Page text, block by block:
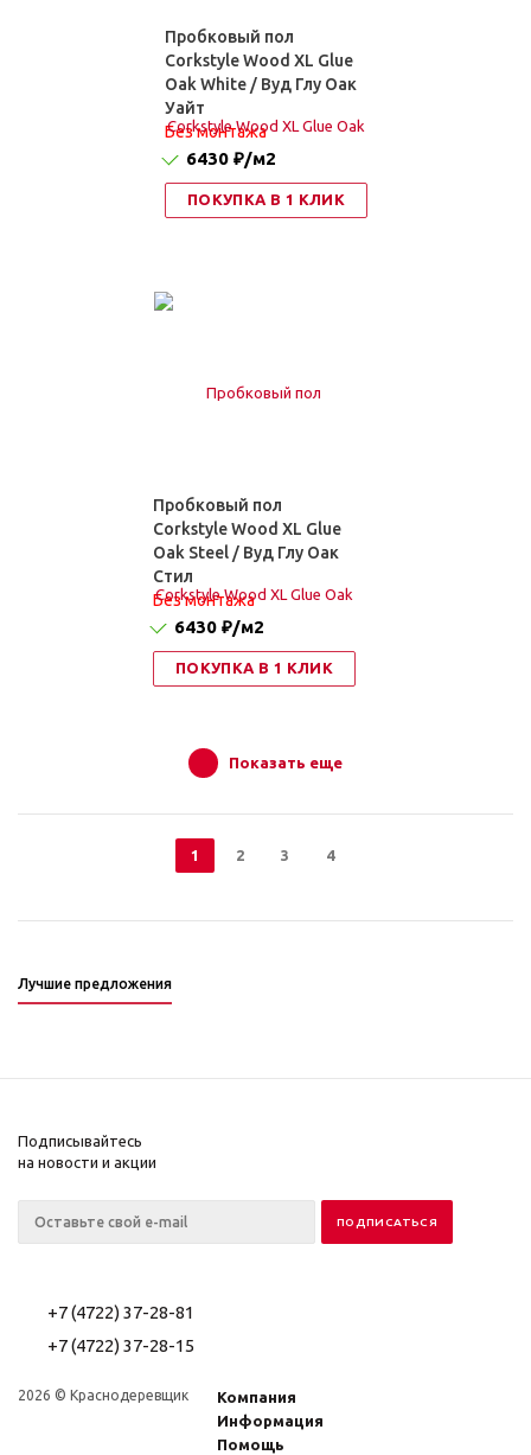
Пробковый пол
Corkstyle Wood XL Glue
Oak White / Вуд Глу Оак
Уайт
Без монтажа
6430 ₽/м2
ПОКУПКА В 1 КЛИК
Пробковый пол
Corkstyle Wood XL Glue
Oak Steel / Вуд Глу Оак
Стил
Без монтажа
6430 ₽/м2
ПОКУПКА В 1 КЛИК
Показать еще
1 2 3 4
Лучшие предложения
Подписывайтесь
на новости и акции
+7 (4722) 37-28-81
+7 (4722) 37-28-15
2026 © Краснодеревщик
Компания
Информация
Помощь